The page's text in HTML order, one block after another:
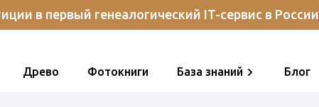
в первый генеалогический IT-сервис в России
Древо Фотокниги База знаний Блог